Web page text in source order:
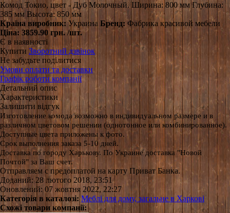
Комод Токио, цвет - Дуб Молочный. Ширина: 800 мм Глубина:
385 мм Высота: 850 мм
Країна виробник:Украина Бренд: Фабрика красивой мебели
Ціна: 3859.90 грн./шт.
Є в наявності
Купити Зворотний дзвінок
Не забудьте поділитися
Умови оплати та доставки
Графік роботи компанії
Детальний опис
Характеристики
Залишити відгук
Изготовление комода возможно в индивидуальном размере и в
различном цветовом решении (однотонное или комбинированное).
Доступные цвета приложены к фото.
Срок выполнения заказа 5-10 дней.
Доставка по городу Харькову. По Украине доставка "Новой
Почтой" за Ваш счет.
Отправляем с предоплатой на карту Приват Банка.
Доданий: 28 лютого 2018, 23:51
Оновлений: 07 жовтня 2022, 22:27
Категорія в каталозі: Меблі для дому, загальне в Харкові
Схожі товари компанії: